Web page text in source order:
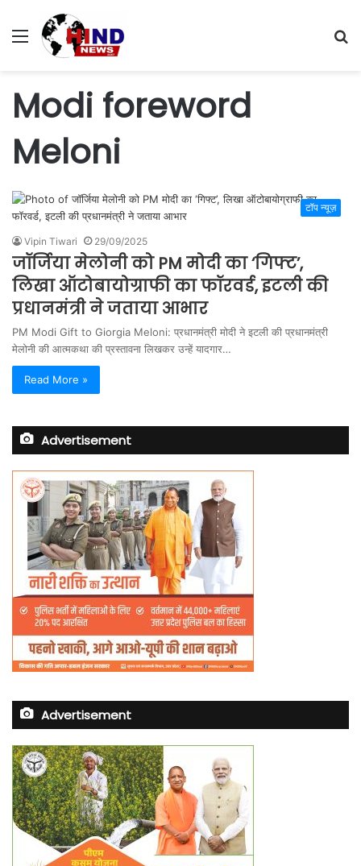
Menu
Modi foreword
Meloni
टॉप न्यूज़
Vipin Tiwari 29/09/2025
जॉर्जिया मेलोनी को PM मोदी का ‘गिफ्ट’,
लिखा ऑटोबायोग्राफी का फॉरवर्ड, इटली की
प्रधानमंत्री ने जताया आभार
PM Modi Gift to Giorgia Meloni: प्रधानमंत्री मोदी ने इटली की प्रधानमंत्री
मेलोनी की आत्मकथा की प्रस्तावना लिखकर उन्हें यादगार…
Read More »
Advertisement
Advertisement